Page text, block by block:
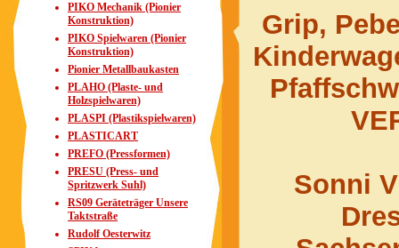
PIKO Mechanik (Pionier
Konstruktion)
PIKO Spielwaren (Pionier
Konstruktion)
Pionier Metallbaukasten
PLAHO (Plaste- und
Holzspielwaren)
PLASPI (Plastikspielwaren)
PLASTICART
PREFO (Pressformen)
PRESU (Press- und
Spritzwerk Suhl)
RS09 Geräteträger Unsere
Taktstraße
Rudolf Oesterwitz
Grip,
Sonni